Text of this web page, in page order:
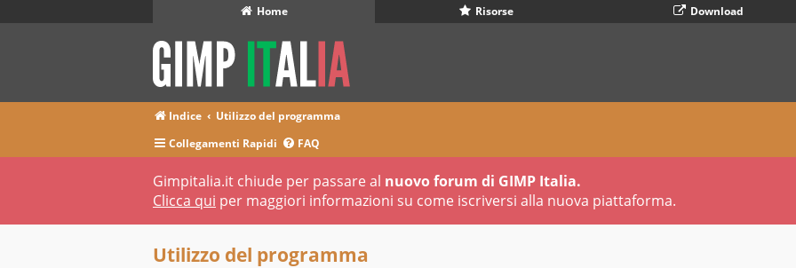
Home Risorse Download
Indice
Utilizzo del programma
Collegamenti Rapidi
FAQ
Gimpitalia.it chiude per passare al nuovo forum di GIMP Italia.
Clicca qui per maggiori informazioni su come iscriversi alla nuova piattaforma.
Utilizzo del programma